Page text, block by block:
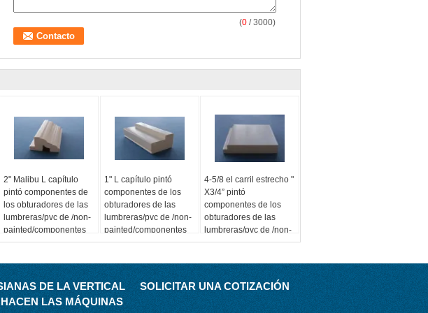
(0 / 3000)
2" Malibu L capítulo
pintó componentes de
los obturadores de las
lumbreras/pvc de /non-
painted/componentes
de los obturadores de
1" L capítulo pintó
componentes de los
obturadores de las
lumbreras/pvc de /non-
painted/componentes
de los obturadores de
4-5/8 el carril estrecho "
X3/4” pintó
componentes de los
obturadores de las
lumbreras/pvc de /non-
painted/componentes
la plantación
DE LA VERTICAL
LAS MÁQUINAS
SOLICITAR UNA COTIZACIÓN